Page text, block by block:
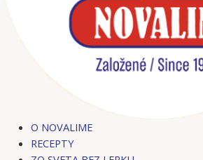
O NOVALIME
RECEPTY